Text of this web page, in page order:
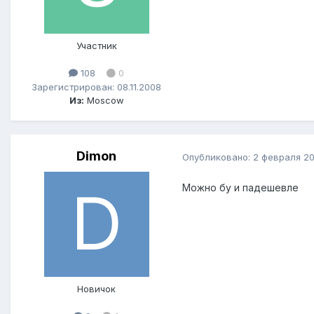
Участник
108
0
Зарегистрирован: 08.11.2008
Из: Moscow
Dimon
Новичок
Опубликовано: 2 февраля
Можно бу и падешевле